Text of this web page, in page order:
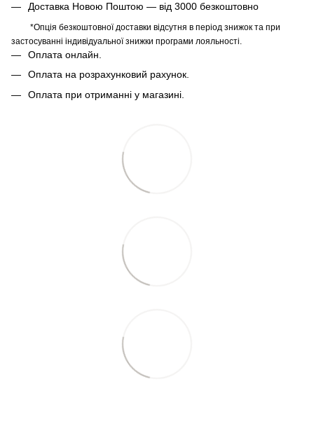
Доставка Новою Поштою — від 3000 безкоштовно
*Опція безкоштовної доставки відсутня в період знижок та при
застосуванні індивідуальної знижки програми лояльності.
Оплата онлайн.
Оплата на розрахунковий рахунок.
Оплата при отриманні у магазині.